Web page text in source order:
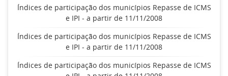
Índices de participação dos municípios Repasse de ICMS
e IPI - a partir de 11/11/2008
Índices de participação dos municípios Repasse de ICMS
e IPI - a partir de 11/11/2008
Índices de participação dos municípios Repasse de ICMS